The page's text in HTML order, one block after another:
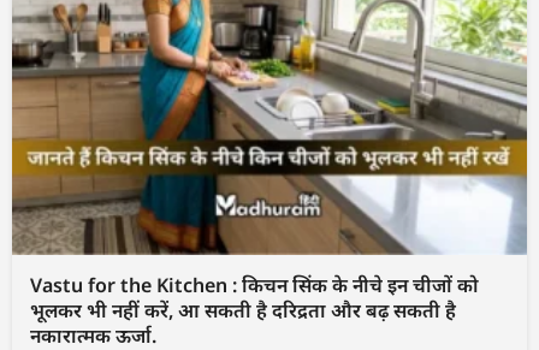
Vastu for the Kitchen : किचन सिंक के नीचे इन चीजों को
भूलकर भी नहीं करें, आ सकती है दरिद्रता और बढ़ सकती है
नकारात्मक ऊर्जा.